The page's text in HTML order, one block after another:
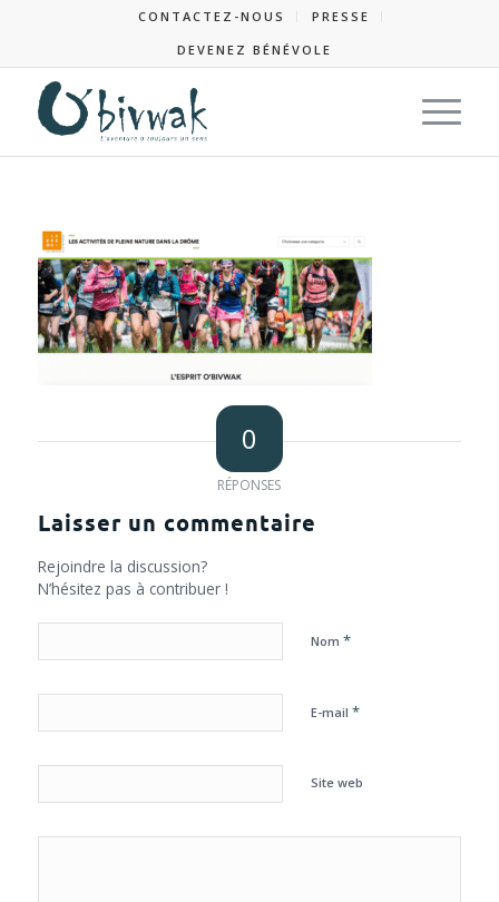
CONTACTEZ-NOUS
PRESSE
DEVENEZ BÉNÉVOLE
0
RÉPONSES
Laisser un commentaire
Rejoindre la discussion?
N’hésitez pas à contribuer !
Nom *
E-mail *
Site web